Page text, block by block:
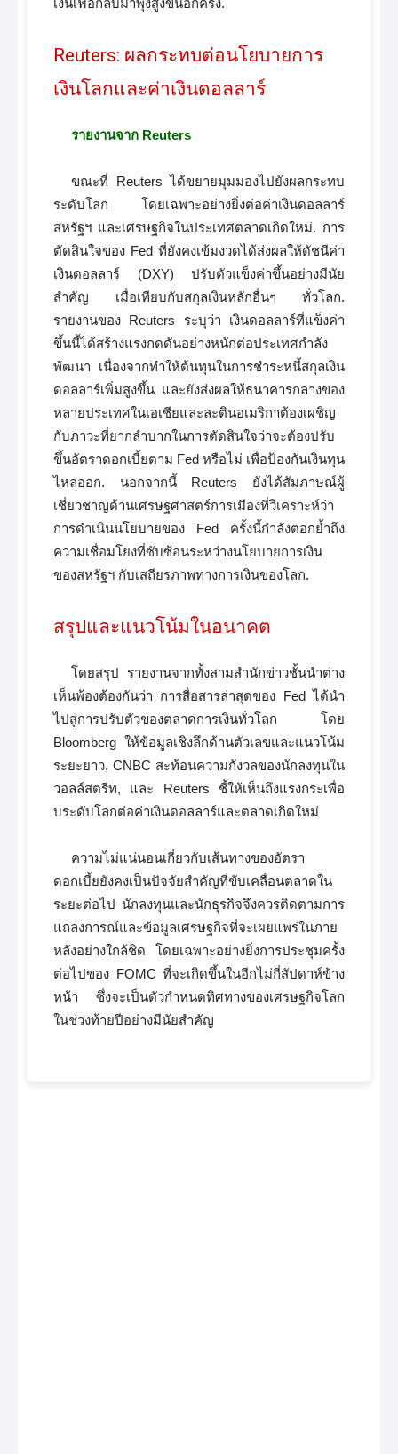
เงินเฟ้อกลับมาพุ่งสูงขึ้นอีกครั้ง.
Reuters: ผลกระทบต่อนโยบายการ
เงินโลกและค่าเงินดอลลาร์
รายงานจาก Reuters
ขณะที่ Reuters ได้ขยายมุมมองไปยังผลกระทบ
ระดับโลก โดยเฉพาะอย่างยิ่งต่อค่าเงินดอลลาร์
สหรัฐฯ และเศรษฐกิจในประเทศตลาดเกิดใหม่. การ
ตัดสินใจของ Fed ที่ยังคงเข้มงวดได้ส่งผลให้ดัชนีค่า
เงินดอลลาร์ (DXY) ปรับตัวแข็งค่าขึ้นอย่างมีนัย
สำคัญ เมื่อเทียบกับสกุลเงินหลักอื่นๆ ทั่วโลก.
รายงานของ Reuters ระบุว่า เงินดอลลาร์ที่แข็งค่า
ขึ้นนี้ได้สร้างแรงกดดันอย่างหนักต่อประเทศกำลัง
พัฒนา เนื่องจากทำให้ต้นทุนในการชำระหนี้สกุลเงิน
ดอลลาร์เพิ่มสูงขึ้น และยังส่งผลให้ธนาคารกลางของ
หลายประเทศในเอเชียและละตินอเมริกาต้องเผชิญ
กับภาวะที่ยากลำบากในการตัดสินใจว่าจะต้องปรับ
ขึ้นอัตราดอกเบี้ยตาม Fed หรือไม่ เพื่อป้องกันเงินทุน
ไหลออก. นอกจากนี้ Reuters ยังได้สัมภาษณ์ผู้
เชี่ยวชาญด้านเศรษฐศาสตร์การเมืองที่วิเคราะห์ว่า
การดำเนินนโยบายของ Fed ครั้งนี้กำลังตอกย้ำถึง
ความเชื่อมโยงที่ซับซ้อนระหว่างนโยบายการเงิน
ของสหรัฐฯ กับเสถียรภาพทางการเงินของโลก.
สรุปและแนวโน้มในอนาคต
โดยสรุป รายงานจากทั้งสามสำนักข่าวชั้นนำต่าง
เห็นพ้องต้องกันว่า การสื่อสารล่าสุดของ Fed ได้นำ
ไปสู่การปรับตัวของตลาดการเงินทั่วโลก โดย
Bloomberg ให้ข้อมูลเชิงลึกด้านตัวเลขและแนวโน้ม
ระยะยาว, CNBC สะท้อนความกังวลของนักลงทุนใน
วอลล์สตรีท, และ Reuters ชี้ให้เห็นถึงแรงกระเพื่อ
บระดับโลกต่อค่าเงินดอลลาร์และตลาดเกิดใหม่
ความไม่แน่นอนเกี่ยวกับเส้นทางของอัตรา
ดอกเบี้ยยังคงเป็นปัจจัยสำคัญที่ขับเคลื่อนตลาดใน
ระยะต่อไป นักลงทุนและนักธุรกิจจึงควรติดตามการ
แถลงการณ์และข้อมูลเศรษฐกิจที่จะเผยแพร่ในภาย
หลังอย่างใกล้ชิด โดยเฉพาะอย่างยิ่งการประชุมครั้ง
ต่อไปของ FOMC ที่จะเกิดขึ้นในอีกไม่กี่สัปดาห์ข้าง
หน้า ซึ่งจะเป็นตัวกำหนดทิศทางของเศรษฐกิจโลก
ในช่วงท้ายปีอย่างมีนัยสำคัญ